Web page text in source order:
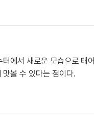
에서 새로운 모습으로 태
맛볼 수 있다는 점이다.